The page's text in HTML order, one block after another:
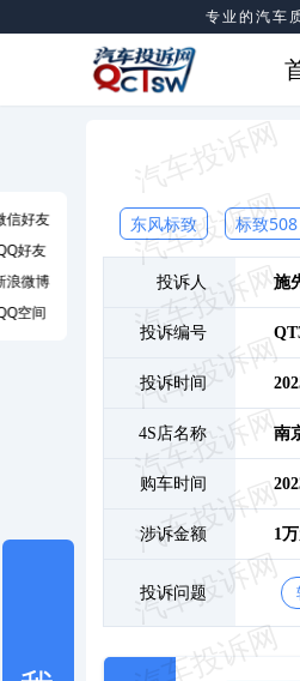
专业的汽车
东风标致 标致508
投诉人 施
投诉编号
投诉时间
4S店名称 南
购车时间
涉诉金额 1
投诉问题
信好友
好友
浪微博
空间